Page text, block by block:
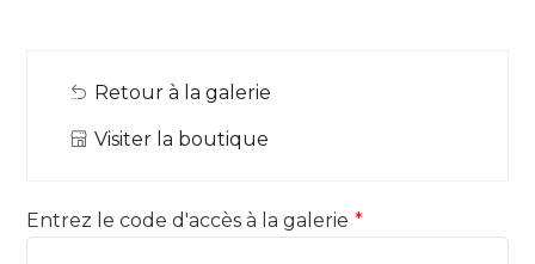
Retour à la galerie
Visiter la boutique
Entrez le code d'accès à la galerie *